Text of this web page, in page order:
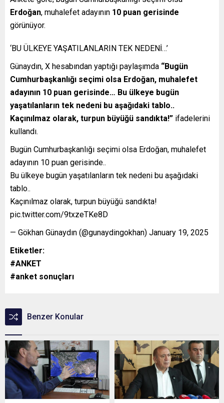
Erdoğan, muhalefet adayının 10 puan gerisinde
görünüyor.
‘BU ÜLKEYE YAŞATILANLARIN TEK NEDENİ…’
Günaydın, X hesabından yaptığı paylaşımda “Bugün
Cumhurbaşkanlığı seçimi olsa Erdoğan, muhalefet
adayının 10 puan gerisinde… Bu ülkeye bugün
yaşatılanların tek nedeni bu aşağıdaki tablo..
Kaçınılmaz olarak, turpun büyüğü sandıkta!” ifadelerini
kullandı.
Bugün Cumhurbaşkanlığı seçimi olsa Erdoğan, muhalefet
adayının 10 puan gerisinde..
Bu ülkeye bugün yaşatılanların tek nedeni bu aşağıdaki
tablo..
Kaçınılmaz olarak, turpun büyüğü sandıkta!
pic.twitter.com/9txzeTKe8D
— Gökhan Günaydın (@gunaydingokhan) January 19, 2025
Etiketler:
#ANKET
#anket sonuçları
Benzer Konular